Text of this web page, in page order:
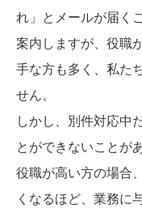
れ」とメールが届く
案内しますが、役職
手な方も多く、私た
せん。
しかし、別件対応中
とができないことが
役職が高い方の場合
くなるほど、業務に